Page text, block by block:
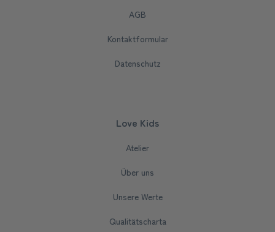
AGB
Kontaktformular
Datenschutz
Love Kids
Atelier
Über uns
Unsere Werte
Qualitätscharta